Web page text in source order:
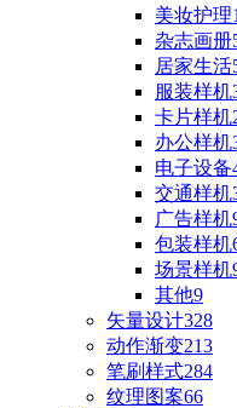
美妆护理1
杂志画册
居家生活
服装样机
卡片样机
办公样机
电子设备
交通样机
广告样机
包装样机
场景样机
其他9
矢量设计328
动作渐变213
笔刷样式284
纹理图案66